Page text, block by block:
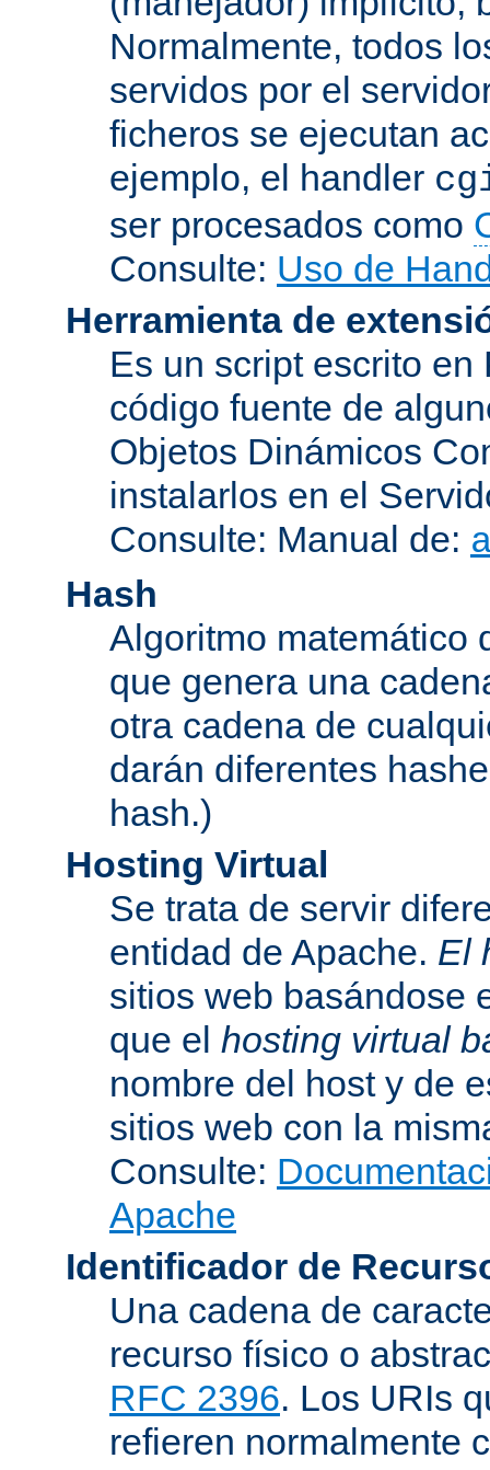
Normalmente, todos
servidos por el
ficheros se ejecutan
ejemplo, el handler
ser procesados como
Consulte: Uso de
Herramienta de
Es un script escrito
código fuente de
Objetos Dinámicos
instalarlos en el
Consulte: Manual de:
Hash
Algoritmo matemático
que genera una
otra cadena de
darán diferentes
hash.)
Hosting Virtual
Se trata de servir
entidad de Apache. El
sitios web basándose
que el hosting virtual
nombre del host y de
sitios web con la
Consulte:
Apache
Identificador de
Una cadena de
recurso físico o
RFC 2396. Los URIs
refieren normalmente